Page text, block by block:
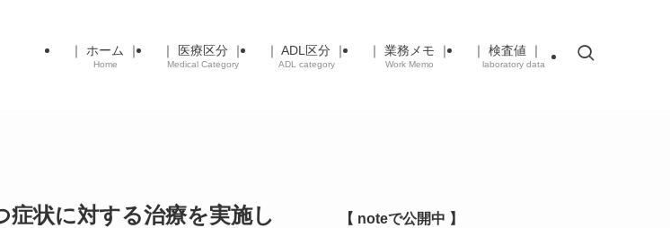
｜ ホーム ｜
Home
｜ 医療区分 ｜
Medical Category
｜ ADL区分 ｜
ADL category
｜ 業務メモ ｜
Work Memo
｜ 検査値 ｜
laboratory data
症状に対する治療を実施し
【 noteで公開中 】